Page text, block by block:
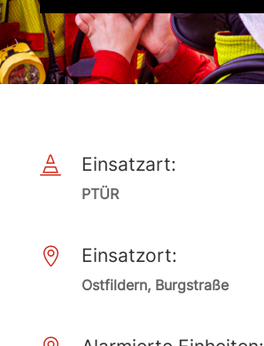
 Einsatzart:
PTÜR
 Einsatzort:
Ostfildern, Burgstraße